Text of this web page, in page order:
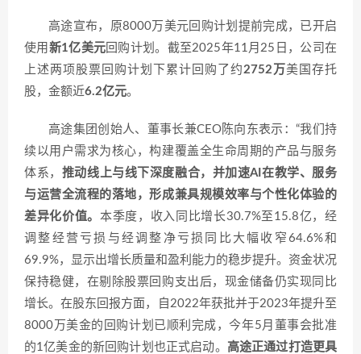
高途宣布，原8000万美元回购计划提前完成，已开启
使用 新1亿美元 回购计划。截至2025年11月25日，公司在
上述两项股票回购计划下累计回购了约2752万美国存托
股，金额近6.2亿元。
高途集团创始人、董事长兼CEO陈向东表示：“我们持
续以用户需求为核心，构建覆盖全生命周期的产品与服务
体系， 推动线上与线下深度融合，并加速AI在教学、服务
与运营全流程的落地，形成兼具规模效率与个性化体验的
差异化价值。 本季度，收入同比增长30.7%至15.8亿，经
调整经营亏损与经调整净亏损同比大幅收窄64.6%和
69.9%，显示出增长质量和盈利能力的稳步提升。资金状况
保持稳健，在剔除股票回购支出后，现金储备仍实现同比
增长。在股东回报方面，自2022年获批并于2023年提升至
8000万美金的回购计划已顺利完成，今年5月董事会批准
的1亿美金的新回购计划也正式启动。 高途正通过打造更具